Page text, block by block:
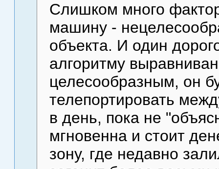
Слишком много
машину -
объекта. И один
алгоритму
целесообразным, он
телепортировать
в день, пока не
мгновенна и стоит
зону, где недавно